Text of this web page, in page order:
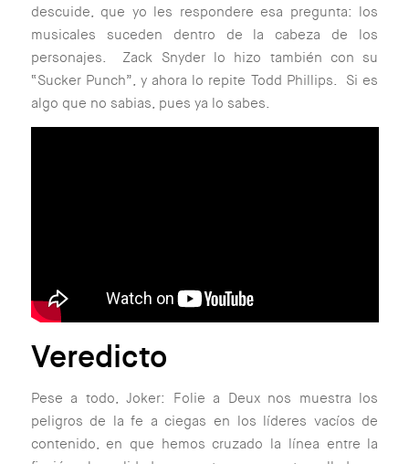
descuide, que yo les respondere esa pregunta: los
musicales suceden dentro de la cabeza de los
personajes. Zack Snyder lo hizo también con su
“Sucker Punch”, y ahora lo repite Todd Phillips. Si es
algo que no sabias, pues ya lo sabes.
Veredicto
Pese a todo,Joker: Folie a Deux nos muestra los
peligros de la fe a ciegas en los líderes vacíos de
contenido, en que hemos cruzado la línea entre la